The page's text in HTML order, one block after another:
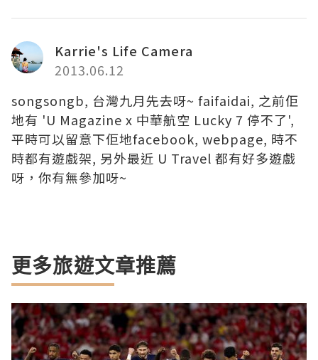
Karrie's Life Camera
2013.06.12
songsongb, 台灣九月先去呀~ faifaidai, 之前佢
地有 'U Magazine x 中華航空 Lucky 7 停不了',
平時可以留意下佢地facebook, webpage, 時不
時都有遊戲架, 另外最近 U Travel 都有好多遊戲
呀，你有無參加呀~
更多旅遊文章推薦